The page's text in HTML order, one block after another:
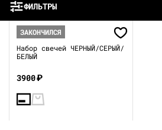
ФИЛЬТРЫ
ЗАКОНЧИЛСЯ
Набор свечей ЧЕРНЫЙ/СЕРЫЙ/
БЕЛЫЙ
3900₽